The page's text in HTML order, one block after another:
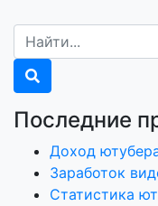
Последние
Доход
Заработок
Статистика